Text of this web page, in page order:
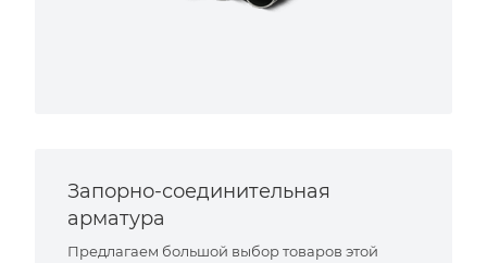
Запорно-соединительная
арматура
Предлагаем большой выбор товаров этой